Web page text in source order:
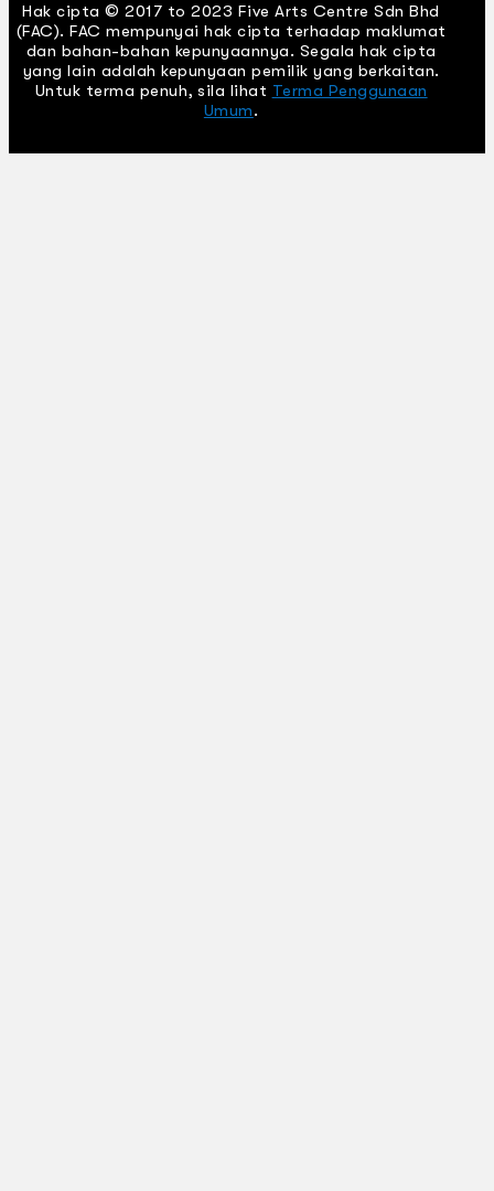
Hak cipta © 2017 to 2023 Five Arts Centre Sdn Bhd
(FAC). FAC mempunyai hak cipta terhadap maklumat
dan bahan-bahan kepunyaannya. Segala hak cipta
yang lain adalah kepunyaan pemilik yang berkaitan.
Untuk terma penuh, sila lihat Terma Penggunaan
Umum.